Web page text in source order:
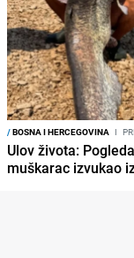
/BOSNA I HERCEGOVINA I
Ulov života:
muškarac izvukao